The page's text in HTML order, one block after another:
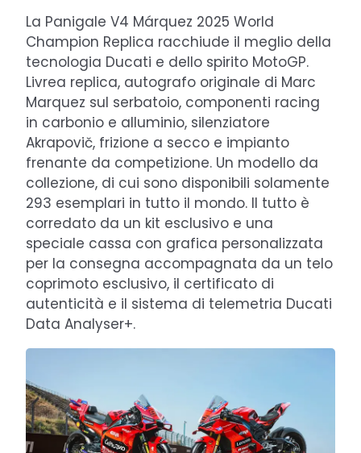
La Panigale V4 Márquez 2025 World
Champion Replica racchiude il meglio della
tecnologia Ducati e dello spirito MotoGP.
Livrea replica, autografo originale di Marc
Marquez sul serbatoio, componenti racing
in carbonio e alluminio, silenziatore
Akrapovič, frizione a secco e impianto
frenante da competizione. Un modello da
collezione, di cui sono disponibili solamente
293 esemplari in tutto il mondo. Il tutto è
corredato da un kit esclusivo e una
speciale cassa con grafica personalizzata
per la consegna accompagnata da un telo
coprimoto esclusivo, il certificato di
autenticità e il sistema di telemetria Ducati
Data Analyser+.